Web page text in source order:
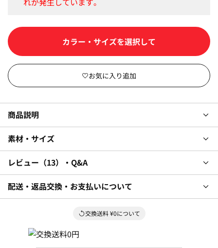
商品説明
素材・サイズ
レビュー 13 ・Q&A
配送・返品交換・お支払いについて
交換送料 ¥0について